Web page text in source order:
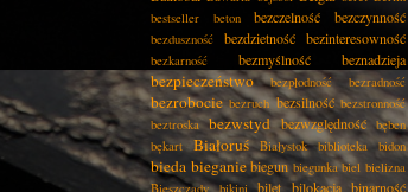
bestseller
beton bezczelność bezczynność
bezduszność bezdzietność bezinteresowność
bezkarność bezmyślność beznadzieja
bezpieczeństwo bezpłodność bezradność
bezrobocie bezruch bezsilność bezstronność
beztroska bezwstyd bezwzględność bęben
bękart
Białoruś Białystok biblioteka bidon
bieda bieganie biegun biegunka biel bielizna
bilet bilokacja binarność